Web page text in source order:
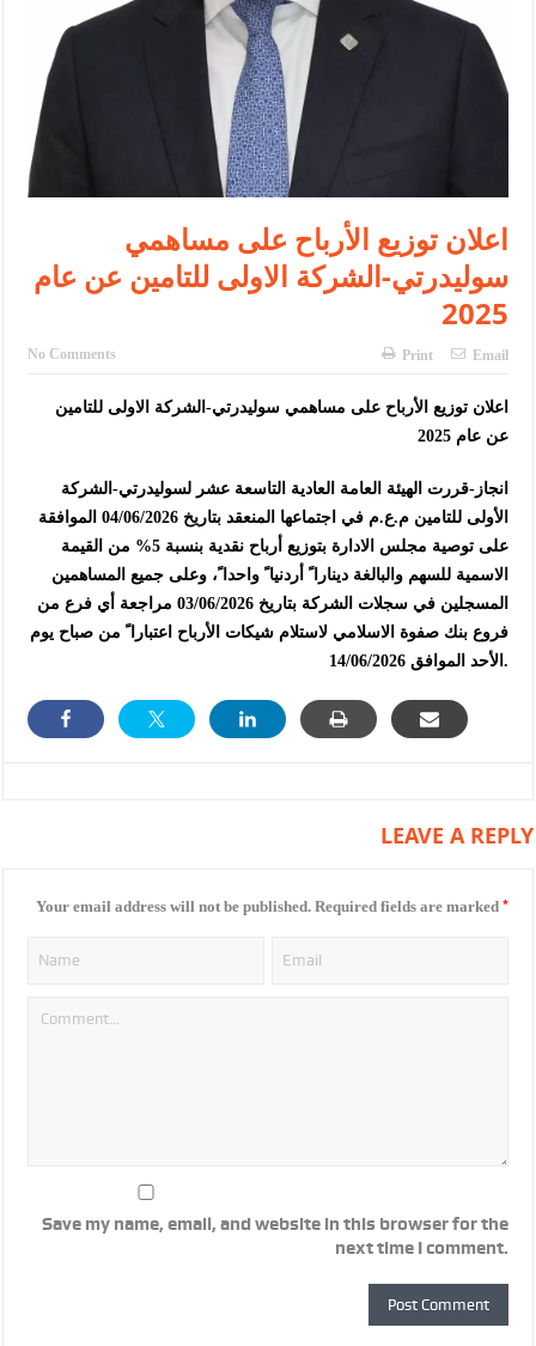
العلم
الملك يلتقي مجموعة من رفاق السلاح
الملك يتلقى اتصالا هاتفيا من العاهل البحريني
القاضي محمود أحمد فريحات.. مبارك ومزيدا من التوفيق
اعلان توزيع الأرباح على مساهمي
سوليدرتي-الشركة الاولى للتامين عن عام
2025
No Comments Print Email
اعلان توزيع الأرباح على مساهمي سوليدرتي-الشركة الاولى للتامين
عن عام 2025
انجاز-قررت الهيئة العامة العادية التاسعة عشر لسوليدرتي-الشركة
الأولى للتامين م.ع.م في اجتماعها المنعقد بتاريخ 04/06/2026 الموافقة
على توصية مجلس الادارة بتوزيع أرباح نقدية بنسبة 5% من القيمة
الاسمية للسهم والبالغة دينارا ً أردنيا ً واحدا ً، وعلى جميع المساهمين
المسجلين في سجلات الشركة بتاريخ 03/06/2026 مراجعة أي فرع من
فروع بنك صفوة الاسلامي لاستلام شيكات الأرباح اعتبارا ً من صباح يوم
الأحد الموافق 14/06/2026.
LEAVE A REPLY
Your email address will not be published. Required fields are marked *
Save my name, email, and website in this browser for the
next time I comment.